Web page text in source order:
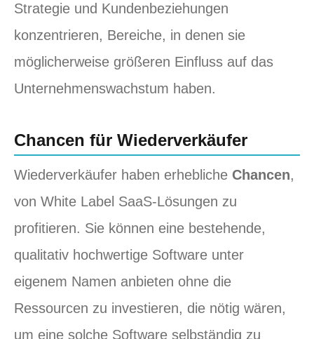
Strategie und Kundenbeziehungen
konzentrieren, Bereiche, in denen sie
möglicherweise größeren Einfluss auf das
Unternehmenswachstum haben.
Chancen für Wiederverkäufer
Wiederverkäufer haben erhebliche Chancen,
von White Label SaaS-Lösungen zu
profitieren. Sie können eine bestehende,
qualitativ hochwertige Software unter
eigenem Namen anbieten ohne die
Ressourcen zu investieren, die nötig wären,
um eine solche Software selbständig zu